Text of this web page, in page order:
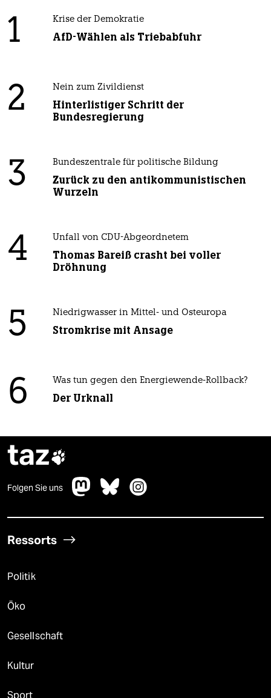
1 Krise der Demokratie
AfD-Wählen als Triebabfuhr
2 Nein zum Zivildienst
Hinterlistiger Schritt der
Bundesregierung
3 Bundeszentrale für politische Bildung
Zurück zu den antikommunistischen
Wurzeln
4 Unfall von CDU-Abgeordnetem
Thomas Bareiß crasht bei voller
Dröhnung
5 Niedrigwasser in Mittel- und Osteuropa
Stromkrise mit Ansage
6 Was tun gegen den Energiewende-Rollback?
Der Urknall
taz
Folgen Sie uns
Ressorts
Politik
Öko
Gesellschaft
Kultur
Sport